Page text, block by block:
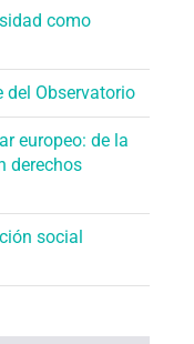
como
del Observatorio
europeo: de la
derechos
social